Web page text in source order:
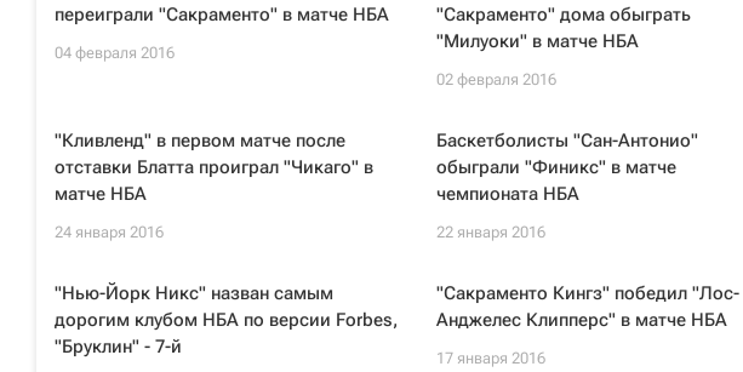
переиграли "Сакраменто" в матче НБА
04 февраля 2016
"Сакраменто" дома обыграть
"Милуоки" в матче НБА
02 февраля 2016
"Кливленд" в первом матче после
отставки Блатта проиграл "Чикаго" в
матче НБА
24 января 2016
Баскетболисты "Сан-Антонио"
обыграли "Финикс" в матче
чемпионата НБА
22 января 2016
"Нью-Йорк Никс" назван самым
дорогим клубом НБА по версии Forbes,
"Бруклин" - 7-й
"Сакраменто Кингз" победил "Лос-
Анджелес Клипперс" в матче НБА
17 января 2016